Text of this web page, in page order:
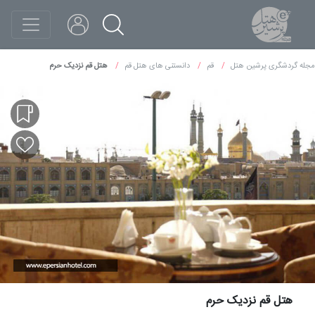
مجله گردشگری پرشین هتل قم دانستنی های هتل قم هتل قم نزدیک حرم
هتل قم نزدیک حرم